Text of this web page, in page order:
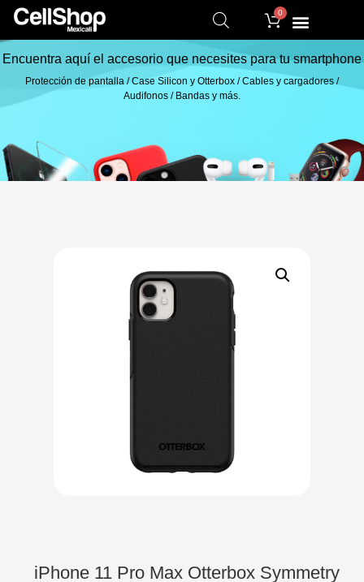
0
Encuentra aquí el accesorio que necesites para tu smartphone
Protección de pantalla / Case Silicon y Otterbox / Cables y cargadores /
Audifonos / Bandas y más.
iPhone 11 Pro Max Otterbox Symmetry